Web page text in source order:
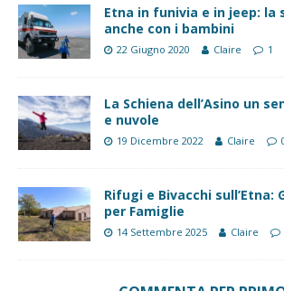
Etna in funivia e in jeep: la
anche con i bambini
22 Giugno 2020 Claire 1
La Schiena dell’Asino un
e nuvole
19 Dicembre 2022 Claire
Rifugi e Bivacchi sull’Etna:
per Famiglie
14 Settembre 2025 Claire